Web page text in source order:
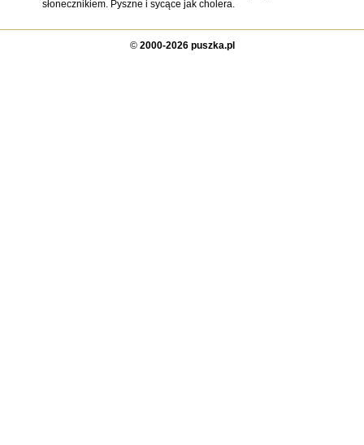
słonecznikiem. Pyszne i sycące jak cholera.
© 2000-2026 puszka.pl